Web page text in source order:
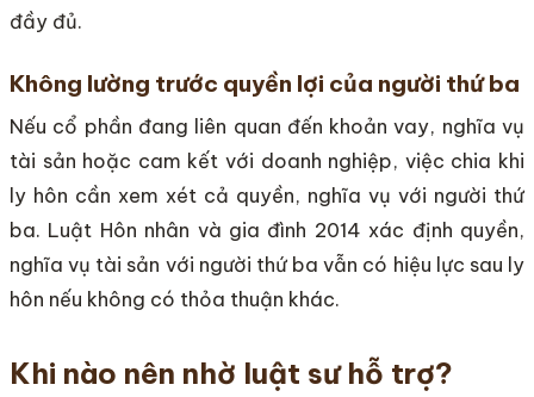
đầy đủ.
Không lường trước quyền lợi của người thứ ba
Nếu cổ phần đang liên quan đến khoản vay, nghĩa vụ
tài sản hoặc cam kết với doanh nghiệp, việc chia khi
ly hôn cần xem xét cả quyền, nghĩa vụ với người thứ
ba. Luật Hôn nhân và gia đình 2014 xác định quyền,
nghĩa vụ tài sản với người thứ ba vẫn có hiệu lực sau ly
hôn nếu không có thỏa thuận khác.
Khi nào nên nhờ luật sư hỗ trợ?